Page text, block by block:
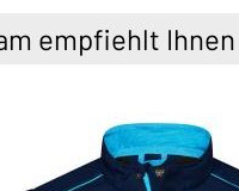
empfiehlt Ihnen